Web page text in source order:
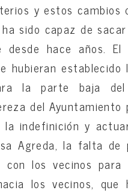
y estos cambios
sido capaz de
hace años.
hubieran
la parte baja
del
indefinición y
Agreda, la falta
con los vecinos
los vecinos, que